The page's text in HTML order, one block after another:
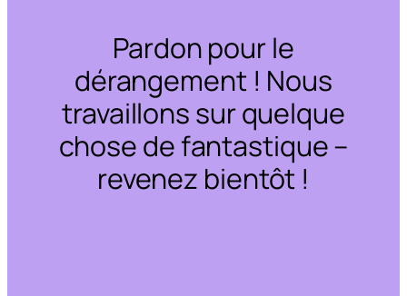
Pardon pour le
dérangement ! Nous
travaillons sur quelque
chose de fantastique –
revenez bientôt !